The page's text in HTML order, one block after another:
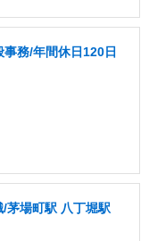
事務/年間休日120日
茅場町駅 八丁堀駅